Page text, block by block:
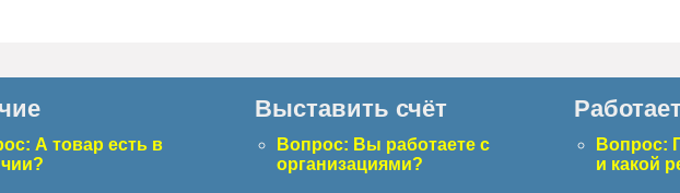
А товар есть в
Выставить счёт
Вопрос: Вы работаете с
организациями?
Вопрос:
и какой